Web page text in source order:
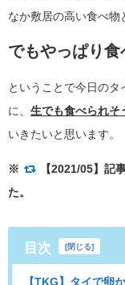
なか敷居の高い食べ物
でもやっぱり食
ということで今日の
に、 生でも食べられそ
いきたいと思います。
※ 【2021/05】記
た。
目次 [閉じる]
【TKG】タイで卵